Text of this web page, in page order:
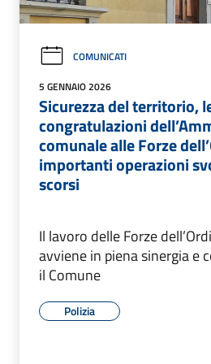
COMUNICATI
5 GENNAIO 2026
Sicurezza del territorio,
congratulazioni
comunale alle Forze
importanti operazioni
scorsi
Il lavoro delle Forze
avviene in piena sinergia e
il Comune
Polizia